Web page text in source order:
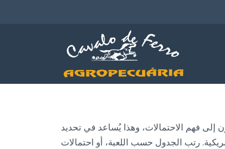
إلى فهم الاحتمالات، وهذا يُساعد في تحديد
رتب الجدول حسب اللعبة، أو احتمالات